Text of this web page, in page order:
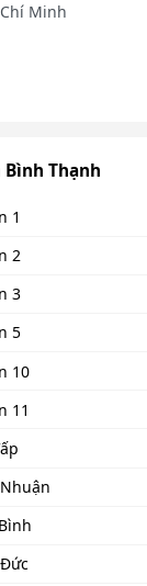
Minh
Thạnh
1
2
3
5
10
11